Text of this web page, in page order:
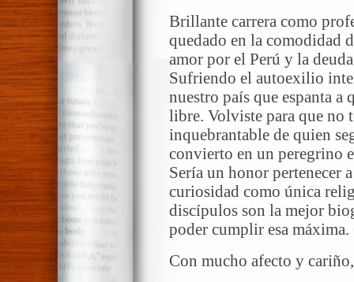
Brillante carrera como
quedado en la comodidad
amor por el Perú y la
Sufriendo el autoexilio
nuestro país que espanta a
libre. Volviste para que no
inquebrantable de quien
convierto en un peregrino
Sería un honor pertenecer
curiosidad como única
discípulos son la mejor
poder cumplir esa máxima.
Con mucho afecto y cariño,